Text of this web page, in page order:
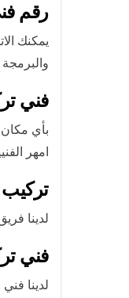
رقم
يمكنك الاتصال
فني
بأي
امهر
تركيب
لدينا
فني